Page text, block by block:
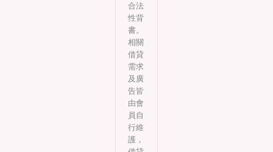
合法
性背
書。
相關
借貸
需求
及廣
告皆
由會
員自
行維
護，